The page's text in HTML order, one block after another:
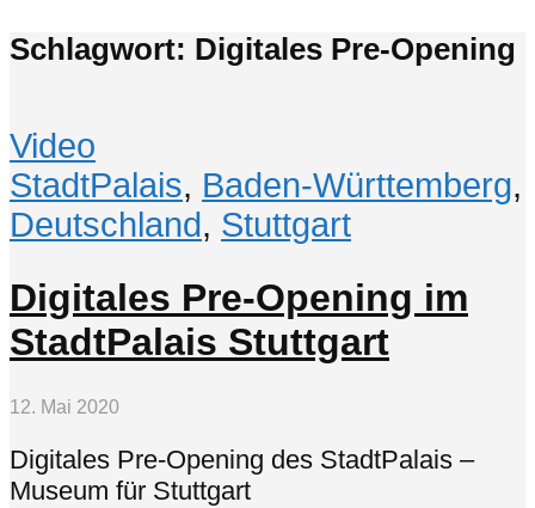
Schlagwort: Digitales Pre-Opening
Video
StadtPalais, Baden-Württemberg,
Deutschland, Stuttgart
Digitales Pre-Opening im
StadtPalais Stuttgart
12. Mai 2020
Digitales Pre-Opening des StadtPalais –
Museum für Stuttgart